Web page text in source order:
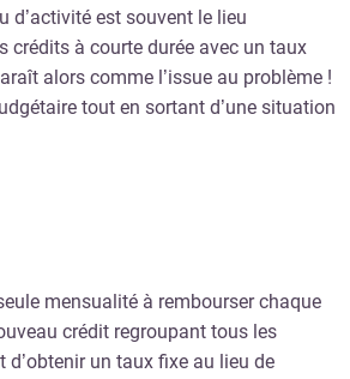
d’activité est souvent le lieu
crédits à courte durée avec un taux
alors comme l’issue au problème !
tout en sortant d’une situation
mensualité à rembourser chaque
crédit regroupant tous les
un taux fixe au lieu de